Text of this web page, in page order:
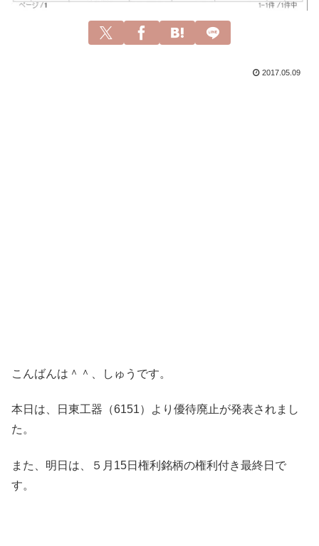
2017.05.09
こんばんは＾＾、しゅうです。
本日は、日東工器（6151）より優待廃止が発表されまし
た。
また、明日は、５月15日権利銘柄の権利付き最終日で
す。